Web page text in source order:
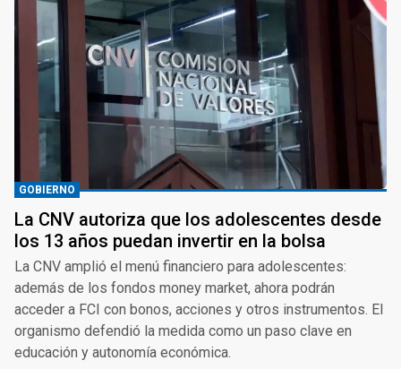
GOBIERNO
La CNV autoriza que los adolescentes desde
los 13 años puedan invertir en la bolsa
La CNV amplió el menú financiero para adolescentes:
además de los fondos money market, ahora podrán
acceder a FCI con bonos, acciones y otros instrumentos. El
organismo defendió la medida como un paso clave en
educación y autonomía económica.